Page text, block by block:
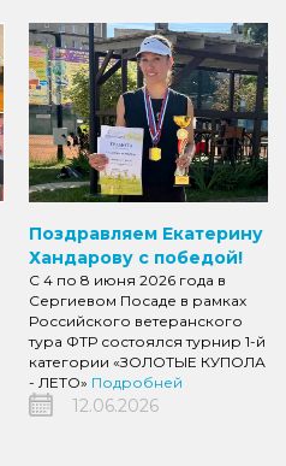
Поздравляем Екатерину
Хандарову с победой!
С 4 по 8 июня 2026 года в
Сергиевом Посаде в рамках
Российского ветеранского
тура ФТР состоялся турнир 1-й
категории «ЗОЛОТЫЕ КУПОЛА
- ЛЕТО» Подробней
12.06.2026